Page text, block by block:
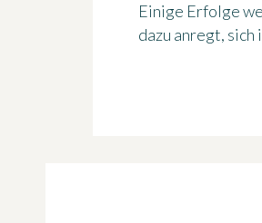
Einige Erfolge
dazu anregt,